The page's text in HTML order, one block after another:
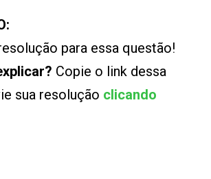
para essa questão!
Copie o link dessa
sua resolução clicando